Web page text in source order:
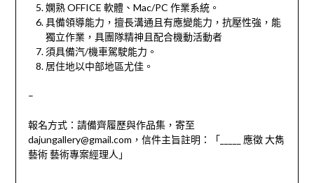
嫻熟 OFFICE 軟體、Mac/PC 作業系統。
具備領導能力，擅長溝通且有應變能力，抗壓性強，能
獨立作業，具團隊精神且配合機動活動者
須具備汽/機車駕駛能力。
居住地以中部地區尤佳。
–
報名方式：請備齊履歷與作品集，寄至
dajungallery@gmail.com，信件主旨註明：「_____ 應徵 大雋
藝術 藝術專案經理人」